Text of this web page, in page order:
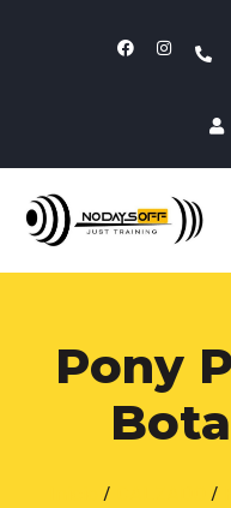
Pony
/ /